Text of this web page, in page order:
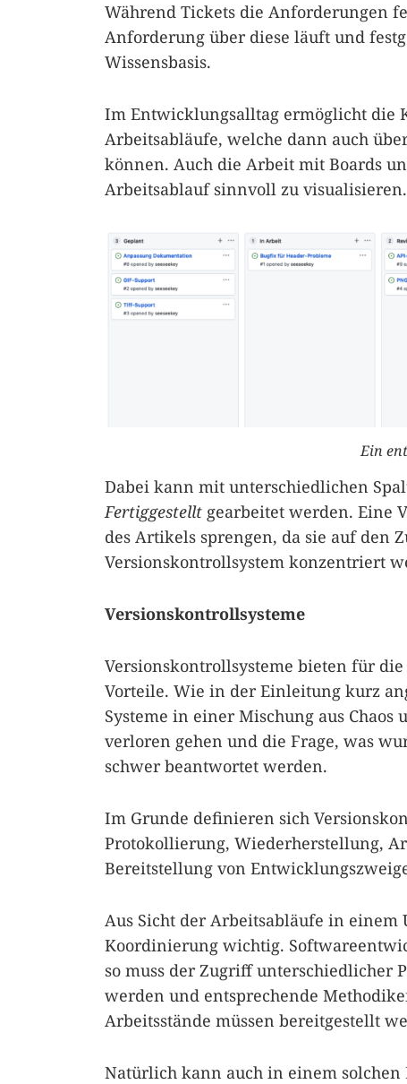
Während Tickets die Anforderungen
Anforderung über diese läuft und
Wissensbasis.
Im Entwicklungsalltag ermöglicht die
Arbeitsabläufe, welche dann auch
können. Auch die Arbeit mit Boards
Arbeitsablauf sinnvoll zu visualisieren.
Ein
Dabei kann mit unterschiedlichen
Fertiggestellt gearbeitet werden. Eine
des Artikels sprengen, da sie auf den
Versionskontrollsystem konzentriert
Versionskontrollsysteme
Versionskontrollsysteme bieten für
Vorteile. Wie in der Einleitung kurz
Systeme in einer Mischung aus
verloren gehen und die Frage, was
schwer beantwortet werden.
Im Grunde definieren sich
Protokollierung, Wiederherstellung,
Bereitstellung von
Aus Sicht der Arbeitsabläufe in
Koordinierung wichtig.
so muss der Zugriff unterschiedlicher
werden und entsprechende
Arbeitsstände müssen bereitgestellt
Natürlich kann auch in einem